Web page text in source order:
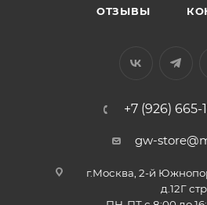
ОТЗЫВЫ
+7 (926) 665-
gw-
г.Москва, 2-й
д.12Г